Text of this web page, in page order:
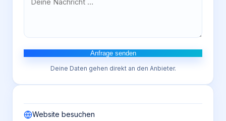
Anfrage senden
Deine Daten gehen direkt an den Anbieter.
Website besuchen